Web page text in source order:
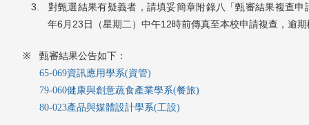
3.
對甄選結果有疑義者，請填妥簡章附錄八「甄審結果複查申
年6 月 23 日 （星期二） 中午12時前傳真至本校申請複查，逾
※ 甄審結果公告如下：
65-069資訊應用學系(資管)
79-060健康與創意蔬食產業學系(餐旅)
80-023產品與媒體設計學系(工設)